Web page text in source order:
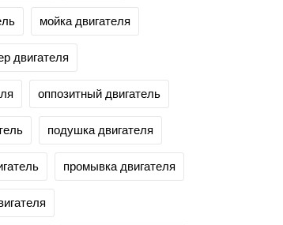
мойка двигателя
двигателя
оппозитный двигатель
подушка двигателя
промывка двигателя